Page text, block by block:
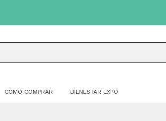
CÓMO COMPRAR BIENESTAR EXPO